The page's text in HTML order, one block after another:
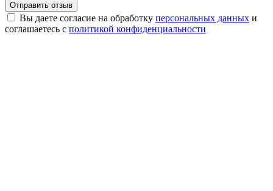
Отправить отзыв
Вы даете согласие на обработку персональных данных и
соглашаетесь с политикой конфиденциальности